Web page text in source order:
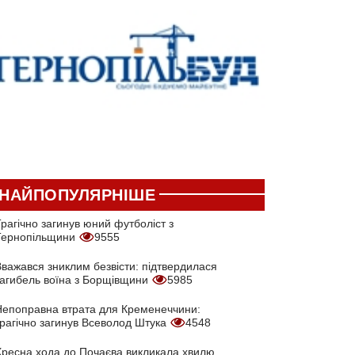
загинув юний футболіст з
9555
зниклим безвісти: підтвердилася
воїна з Борщівщини
5985
втрата для Кременеччини:
загинув Всеволод Штука
4548
хода до Почаєва викликала хвилю